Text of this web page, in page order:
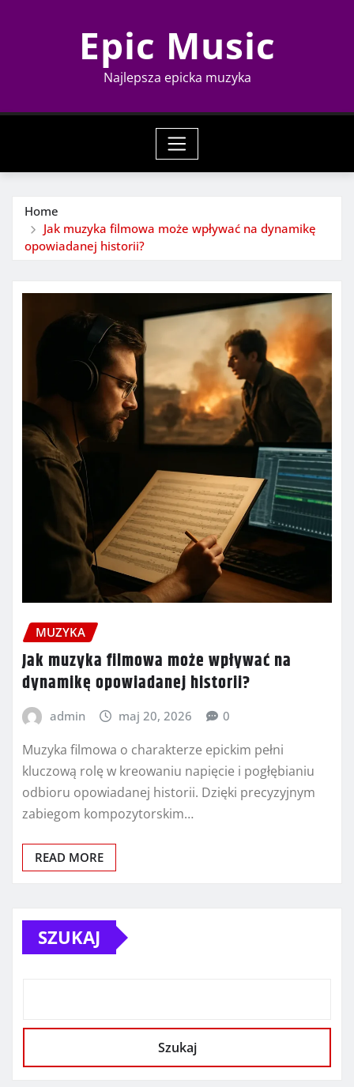
Epic Music
Najlepsza epicka muzyka
Home
Jak muzyka filmowa może wpływać na dynamikę
opowiadanej historii?
MUZYKA
Jak muzyka filmowa może wpływać na
dynamikę opowiadanej historii?
admin maj 20, 2026 0
Muzyka filmowa o charakterze epickim pełni
kluczową rolę w kreowaniu napięcie i pogłębianiu
odbioru opowiadanej historii. Dzięki precyzyjnym
zabiegom kompozytorskim…
READ MORE
SZUKAJ
Szukaj